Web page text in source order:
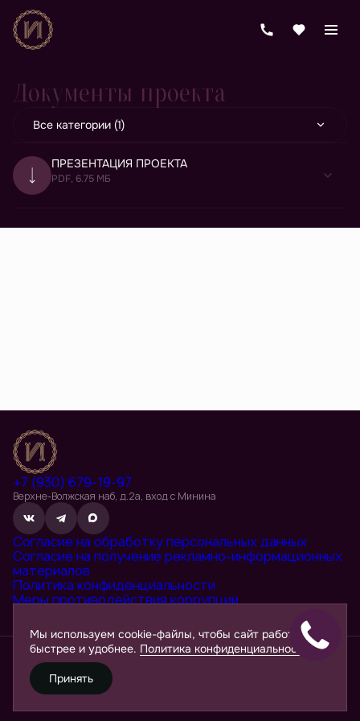
Документы проекта
Все категории (1)
ПРЕЗЕНТАЦИЯ ПРОЕКТА
PDF, 6.75 МБ
+7 (930) 679-19-97
Верхне-Волжская наб, д.2а, вход с Минина
Согласие на обработку персональных данных
Согласие на получение рекламно-информационных
материалов
Политика конфиденциальности
Меры противодействия коррупции
профессиональными посредниками
Застройщик: ООО «СЗ ИДЕЛЬ». Не является публичной офертой.
Информация и визуализации носят ознакомительный характер. Для
получения точных сведений обратитесь в отдел продаж. Проектная
декларация на сайте наш.дом.рф
Разработано
Мы используем cookie-файлы, чтобы сайт работал
быстрее и удобнее. Политика конфиденциальности
Принять